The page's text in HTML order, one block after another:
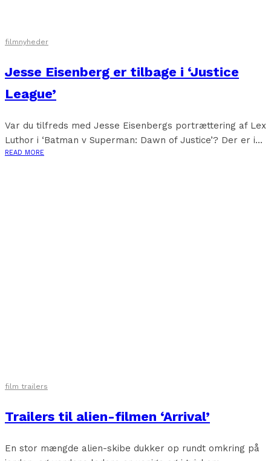
filmnyheder
Jesse Eisenberg er tilbage i ‘Justice
League’
Var du tilfreds med Jesse Eisenbergs portrættering af Lex
Luthor i ‘Batman v Superman: Dawn of Justice’? Der er i...
READ MORE
film trailers
Trailers til alien-filmen ‘Arrival’
En stor mængde alien-skibe dukker op rundt omkring på